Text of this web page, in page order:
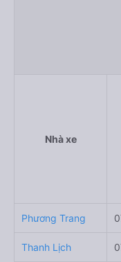
Nhà xe
Phương Trang
Thanh Lịch